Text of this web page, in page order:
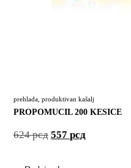
prehlada produktivan kašalj
PROPOMUCIL 200 KESICE
624рсд 557 рсд